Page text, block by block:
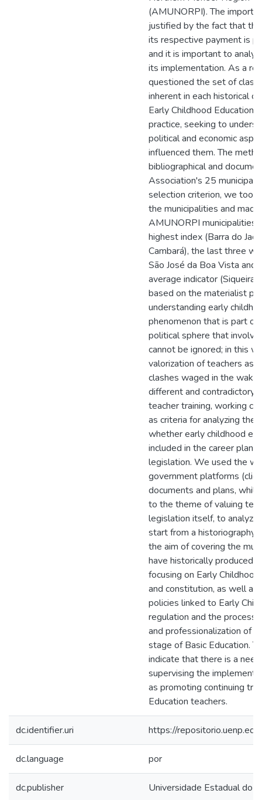
(AMUNORPI). The
justified by the fact that
its respective payment is
and it is important to
its implementation. As a
questioned the set of
inherent in each historical
Early Childhood Education
practice, seeking to
political and economic
influenced them. The
bibliographical and
Association's 25
selection criterion, we
the municipalities and
AMUNORPI
highest index (Barra do
Cambará), the last three
São José da Boa Vista and
average indicator (Siqueira
based on the materialist
understanding early
phenomenon that is part of
political sphere that
cannot be ignored; in this
valorization of teachers as
clashes waged in the
different and contradictory
teacher training, working
as criteria for analyzing the
whether early childhood
included in the career
legislation. We used the
government platforms
documents and plans,
to the theme of valuing
legislation itself, to
start from a historiography
the aim of covering the
have historically produced
focusing on Early
and constitution, as well
policies linked to Early
regulation and the
and professionalization of
stage of Basic Education.
indicate that there is a
supervising the
as promoting continuing
Education teachers.
dc.identifier.uri https://
dc.language por
dc.publisher Universidade Estadual do